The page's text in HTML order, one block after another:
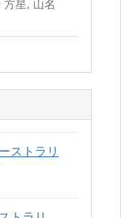
星, 山名
ストラリ